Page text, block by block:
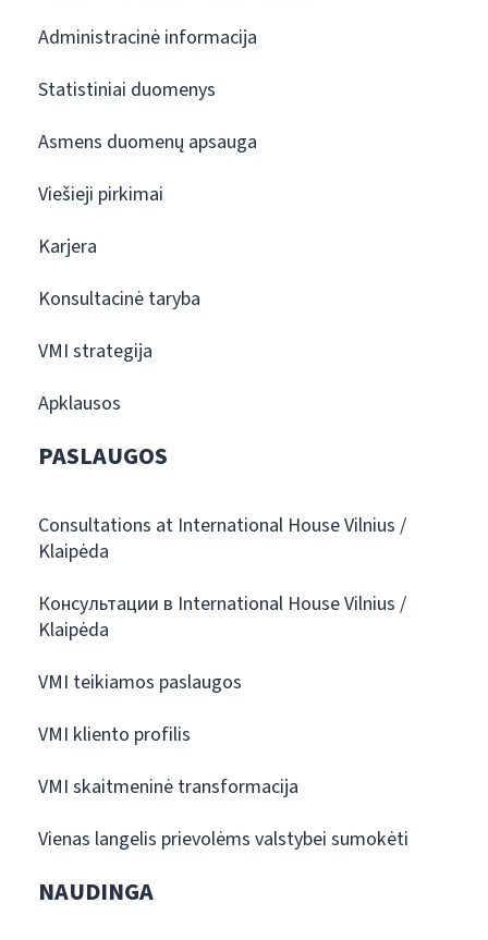
Administracinė informacija
Statistiniai duomenys
Asmens duomenų apsauga
Viešieji pirkimai
Karjera
Konsultacinė taryba
VMI strategija
Apklausos
PASLAUGOS
Consultations at International House Vilnius /
Klaipėda
Консультации в International House Vilnius /
Klaipėda
VMI teikiamos paslaugos
VMI kliento profilis
VMI skaitmeninė transformacija
Vienas langelis prievolėms valstybei sumokėti
NAUDINGA